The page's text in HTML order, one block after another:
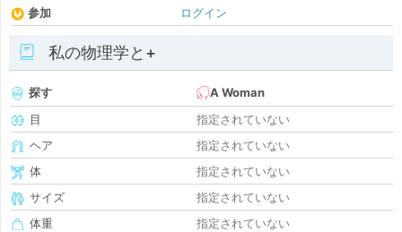
参加
ログイン
私の物理学と+
探す
A Woman
目
指定されていない
ヘア
指定されていない
体
指定されていない
サイズ
指定されていない
体重
指定されていない